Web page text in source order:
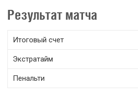
Результат матча
Итоговый счет
Экстратайм
Пенальти